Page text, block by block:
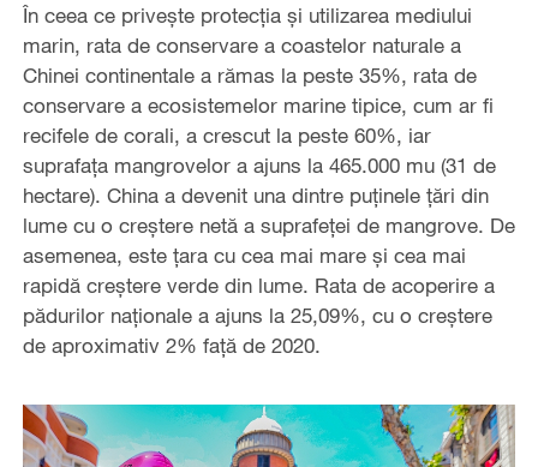
În ceea ce privește protecția și utilizarea mediului
marin, rata de conservare a coastelor naturale a
Chinei continentale a rămas la peste 35%, rata de
conservare a ecosistemelor marine tipice, cum ar fi
recifele de corali, a crescut la peste 60%, iar
suprafața mangrovelor a ajuns la 465.000 mu (31 de
hectare). China a devenit una dintre puținele țări din
lume cu o creștere netă a suprafeței de mangrove. De
asemenea, este țara cu cea mai mare și cea mai
rapidă creștere verde din lume. Rata de acoperire a
pădurilor naționale a ajuns la 25,09%, cu o creștere
de aproximativ 2% față de 2020.